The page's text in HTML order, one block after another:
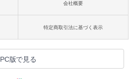
会社概要
特定商取引法に基づく表示
PC版で見る